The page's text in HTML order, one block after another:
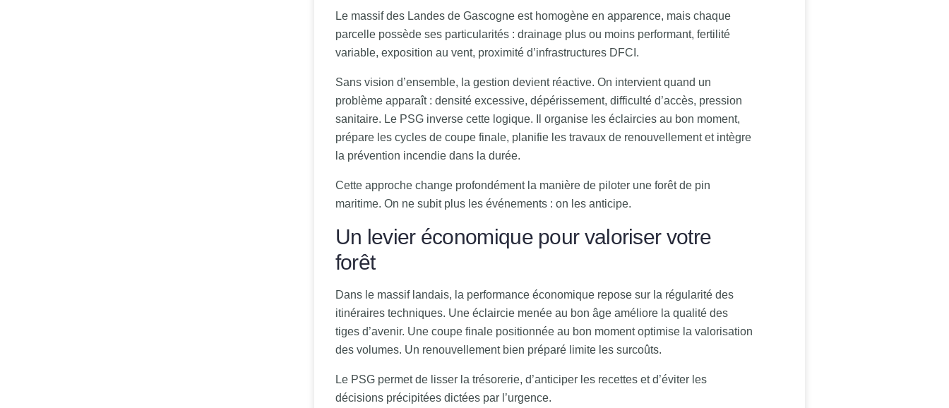
Le massif des Landes de Gascogne est homogène en apparence, mais chaque
parcelle possède ses particularités : drainage plus ou moins performant, fertilité
variable, exposition au vent, proximité d’infrastructures DFCI.
Sans vision d’ensemble, la gestion devient réactive. On intervient quand un
problème apparaît : densité excessive, dépérissement, difficulté d’accès, pression
sanitaire. Le PSG inverse cette logique. Il organise les éclaircies au bon moment,
prépare les cycles de coupe finale, planifie les travaux de renouvellement et intègre
la prévention incendie dans la durée.
Cette approche change profondément la manière de piloter une forêt de pin
maritime. On ne subit plus les événements : on les anticipe.
Un levier économique pour valoriser votre
forêt
Dans le massif landais, la performance économique repose sur la régularité des
itinéraires techniques. Une éclaircie menée au bon âge améliore la qualité des
tiges d’avenir. Une coupe finale positionnée au bon moment optimise la valorisation
des volumes. Un renouvellement bien préparé limite les surcoûts.
Le PSG permet de lisser la trésorerie, d’anticiper les recettes et d’éviter les
décisions précipitées dictées par l’urgence.